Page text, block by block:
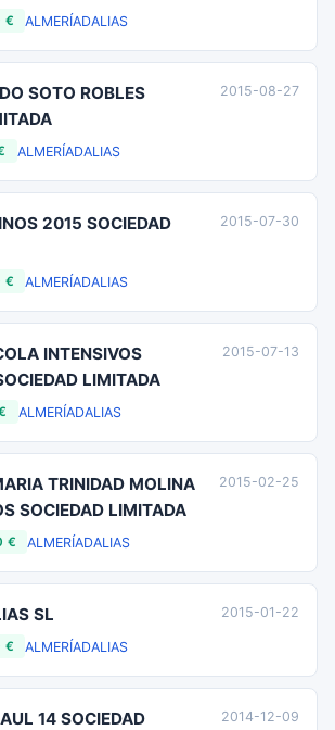
€ ALMERÍADALIAS
SOTO ROBLES
ALMERÍADALIAS
2015-08-27
2015 SOCIEDAD
€ ALMERÍADALIAS
2015-07-30
INTENSIVOS
LIMITADA
ALMERÍADALIAS
2015-07-13
TRINIDAD MOLINA
SOCIEDAD LIMITADA
€ ALMERÍADALIAS
2015-02-25
SL
€ ALMERÍADALIAS
2015-01-22
14 SOCIEDAD
2014-12-09